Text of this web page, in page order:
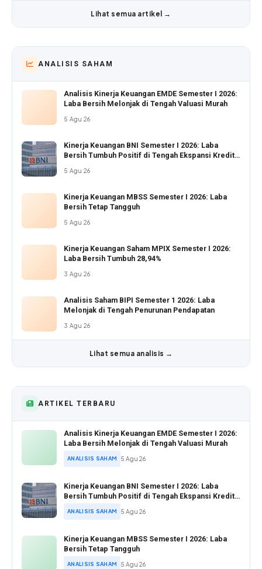
Lihat semua artikel →
ANALISIS SAHAM
Analisis Kinerja Keuangan EMDE Semester I 2026:
Laba Bersih Melonjak di Tengah Valuasi Murah
5 Agu 26
Kinerja Keuangan BNI Semester I 2026: Laba
Bersih Tumbuh Positif di Tengah Ekspansi Kredit
5 Agu 26
Kinerja Keuangan MBSS Semester I 2026: Laba
Bersih Tetap Tangguh
5 Agu 26
Kinerja Keuangan Saham MPIX Semester I 2026:
Laba Bersih Tumbuh 28,94%
3 Agu 26
Analisis Saham BIPI Semester 1 2026: Laba
Melonjak di Tengah Penurunan Pendapatan
3 Agu 26
Lihat semua analisis →
ARTIKEL TERBARU
Analisis Kinerja Keuangan EMDE Semester I 2026:
Laba Bersih Melonjak di Tengah Valuasi Murah
ANALISIS SAHAM 5 Agu 26
Kinerja Keuangan BNI Semester I 2026: Laba
Bersih Tumbuh Positif di Tengah Ekspansi Kredit
ANALISIS SAHAM 5 Agu 26
Kinerja Keuangan MBSS Semester I 2026: Laba
Bersih Tetap Tangguh
ANALISIS SAHAM 5 Agu 26